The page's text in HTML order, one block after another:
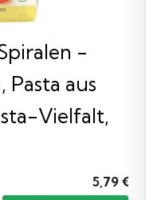
-
aus
Vielfalt,
5,79 €